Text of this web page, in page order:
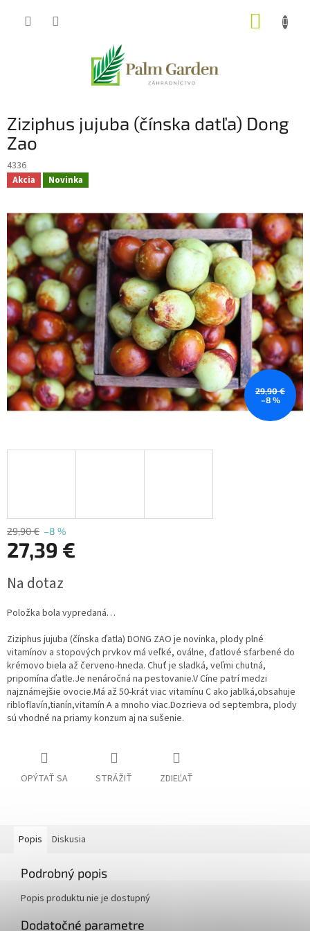
Ziziphus jujuba (čínska datľa) Dong
Zao
4336
Akcia Novinka
29,90 €
–8 %
29,90 € –8 %
27,39 €
cena:
Na dotaz
Položka bola vypredaná…
Ziziphus jujuba (čínska ďatla) DONG ZAO je novinka, plody plné
vitamínov a stopových prvkov má veľké, oválne, ďatlové sfarbené do
krémovo biela až červeno-hneda. Chuť je sladká, veľmi chutná,
pripomína ďatle.Je nenáročná na pestovanie.V Cíne patrí medzi
najznámejšie ovocie.Má až 50-krát viac vitamínu C ako jablká,obsahuje
ribloflavín,tianín,vitamín A a mnoho viac.Dozrieva od septembra, plody
sú vhodné na priamy konzum aj na sušenie.
OPÝTAŤ SA STRÁŽIŤ ZDIEĽAŤ
Popis Diskusia
Podrobný popis
Popis produktu nie je dostupný
Dodatočné parametre